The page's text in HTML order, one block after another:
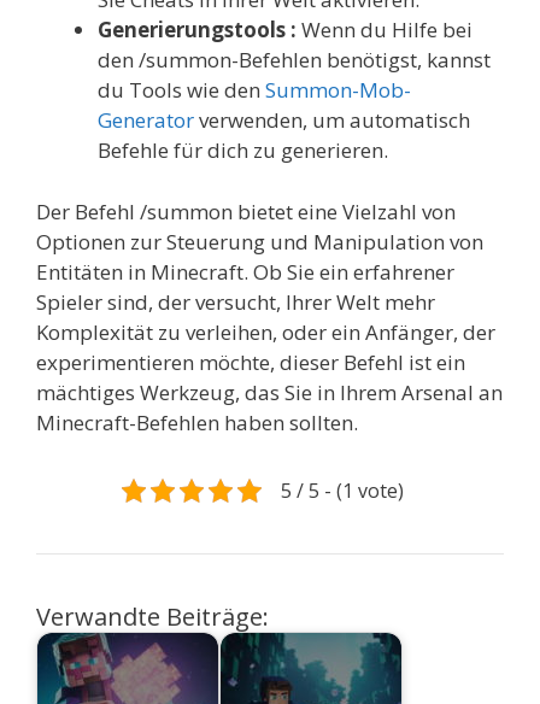
Generierungstools : Wenn du Hilfe bei
den /summon-Befehlen benötigst, kannst
du Tools wie den Summon-Mob-
Generatorverwenden, um automatisch
Befehle für dich zu generieren.
Der Befehl /summon bietet eine Vielzahl von
Optionen zur Steuerung und Manipulation von
Entitäten in Minecraft. Ob Sie ein erfahrener
Spieler sind, der versucht, Ihrer Welt mehr
Komplexität zu verleihen, oder ein Anfänger, der
experimentieren möchte, dieser Befehl ist ein
mächtiges Werkzeug, das Sie in Ihrem Arsenal an
Minecraft-Befehlen haben sollten.
5 / 5 - (1 vote)
Verwandte Beiträge: